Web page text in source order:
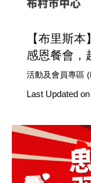
【布里斯
感恩餐會，
活動及會員專區
Last Updated